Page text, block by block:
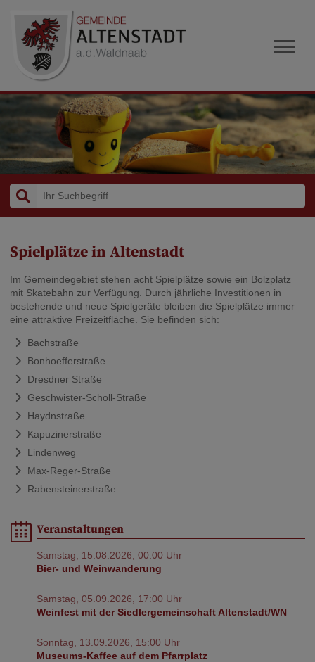
Spielplätze in Altenstadt
Im Gemeindegebiet stehen acht Spielplätze sowie ein Bolzplatz
mit Skatebahn zur Verfügung. Durch jährliche Investitionen in
bestehende und neue Spielgeräte bleiben die Spielplätze immer
eine attraktive Freizeitfläche. Sie befinden sich:
Bachstraße
Bonhoefferstraße
Dresdner Straße
Geschwister-Scholl-Straße
Haydnstraße
Kapuzinerstraße
Lindenweg
Max-Reger-Straße
Rabensteinerstraße
Veranstaltungen
Samstag, 15.08.2026, 00:00 Uhr
Bier- und Weinwanderung
Samstag, 05.09.2026, 17:00 Uhr
Weinfest mit der Siedlergemeinschaft Altenstadt/WN
Sonntag, 13.09.2026, 15:00 Uhr
Museums-Kaffee auf dem Pfarrplatz